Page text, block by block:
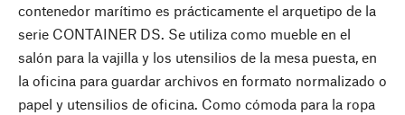
contenedor marítimo es prácticamente el arquetipo de la
serie CONTAINER DS. Se utiliza como mueble en el
salón para la vajilla y los utensilios de la mesa puesta, en
la oficina para guardar archivos en formato normalizado o
papel y utensilios de oficina. Como cómoda para la ropa